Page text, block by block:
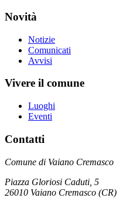
Novità
Notizie
Comunicati
Avvisi
Vivere il comune
Luoghi
Eventi
Contatti
Comune di Vaiano Cremasco
Piazza Gloriosi Caduti, 5
26010 Vaiano Cremasco (CR)